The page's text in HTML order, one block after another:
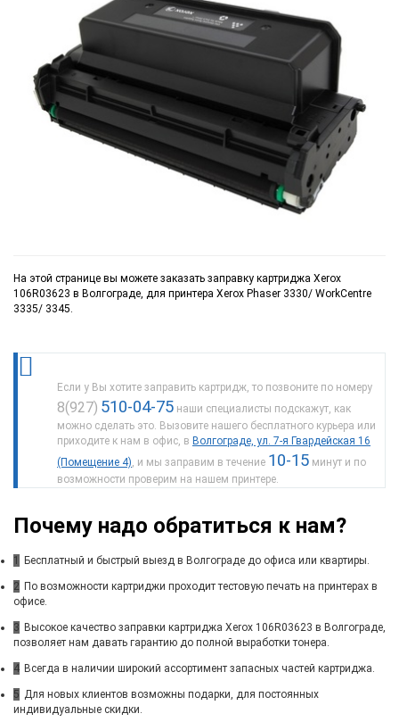
На этой странице вы можете заказать заправку картриджа Xerox
106R03623 в Волгограде, для принтера Xerox Phaser 3330/ WorkCentre
3335/ 3345.
Если у Вы хотите заправить картридж, то позвоните по номеру
8(927) 510-04-75 наши специалисты подскажут, как
можно сделать это. Вызовите нашего бесплатного курьера или
приходите к нам в офис, в Волгограде, ул. 7-я Гвардейская 16
(Помещение 4), и мы заправим в течение 10-15 минут и по
возможности проверим на нашем принтере.
Почему надо обратиться к нам?
1 Бесплатный и быстрый выезд в Волгограде до офиса или квартиры.
2 По возможности картриджи проходит тестовую печать на принтерах в
офисе.
3 Высокое качество заправки картриджа Xerox 106R03623 в Волгограде,
позволяет нам давать гарантию до полной выработки тонера.
4 Всегда в наличии широкий ассортимент запасных частей картриджа.
5 Для новых клиентов возможны подарки, для постоянных
индивидуальные скидки.